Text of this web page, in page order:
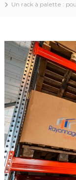
Un rack à palette :